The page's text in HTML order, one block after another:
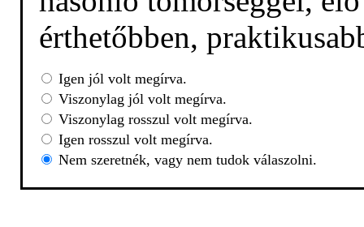
érthetőbben,
Igen jól volt megírva.
Viszonylag jól volt megírva.
Viszonylag rosszul volt megírva.
Igen rosszul volt megírva.
Nem szeretnék, vagy nem tudok válaszolni.